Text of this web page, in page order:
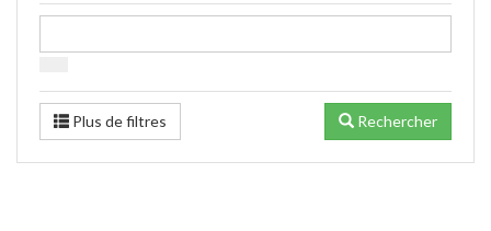
Plus de filtres Rechercher